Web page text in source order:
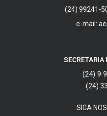
(24) 99241-
e-mail:
SECRETARIA
(24) 9
(24)
SIGA